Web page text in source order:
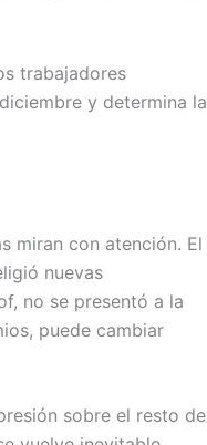
trabajadores
y determina la
miran con atención. El
nuevas
no se presentó a la
puede cambiar
sobre el resto de